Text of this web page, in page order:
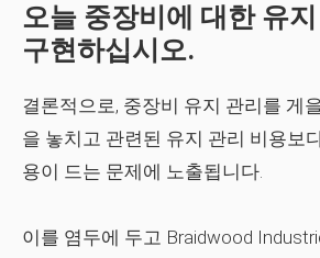
오늘 중장비에 대한 유
구현하십시오.
결론적으로, 중장비 유지 관리를 게
을 놓치고 관련된 유지 관리 비용보
용이 드는 문제에 노출됩니다.
이를 염두에 두고 Braidwood